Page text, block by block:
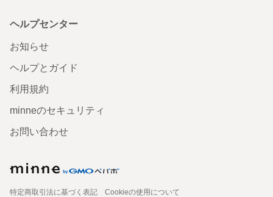
ヘルプセンター
お知らせ
ヘルプとガイド
利用規約
minneのセキュリティ
お問い合わせ
特定商取引法に基づく表記
Cookieの使用について